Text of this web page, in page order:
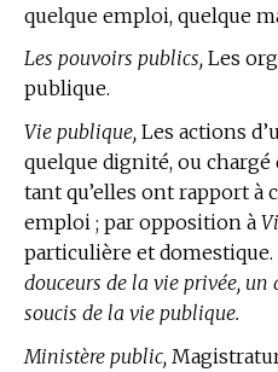
quelque emploi, quelque
Les pouvoirs publics, Les
publique.
Vie publique, Les actions
quelque dignité, ou chargé
tant qu’elles ont rapport à
emploi ; par opposition à
particulière et domestique.
douceurs de la vie privée,
soucis de la vie publique.
Ministère public,